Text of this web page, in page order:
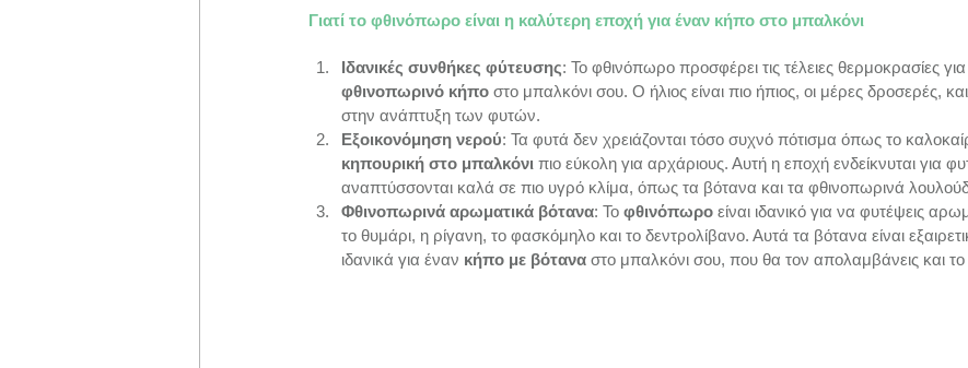
Γιατί το φθινόπωρο είναι η καλύτερη εποχή για έναν κήπο στο μπαλκόνι
Ιδανικές συνθήκες φύτευσης: Το φθινόπωρο προσφέρει τις τέλειες θερμοκρασίες
φθινοπωρινό κήπο στο μπαλκόνι σου. Ο ήλιος είναι πιο ήπιος, οι μέρες δροσερές,
στην ανάπτυξη των φυτών.
Εξοικονόμηση νερού: Τα φυτά δεν χρειάζονται τόσο συχνό πότισμα όπως το
κηπουρική στο μπαλκόνι πιο εύκολη για αρχάριους. Αυτή η εποχή ενδείκνυται για
αναπτύσσονται καλά σε πιο υγρό κλίμα, όπως τα βότανα και τα φθινοπωρινά
Φθινοπωρινά αρωματικά βότανα: Το φθινόπωρο είναι ιδανικό για να φυτέψεις
το θυμάρι, η ρίγανη, το φασκόμηλο και το δεντρολίβανο. Αυτά τα βότανα είναι
ιδανικά για έναν κήπο με βότανα στο μπαλκόνι σου, που θα τον απολαμβάνεις και